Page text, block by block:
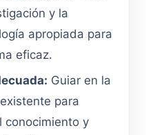
y la
apropiada para
eficaz.
Guiar en la
para
conocimiento y